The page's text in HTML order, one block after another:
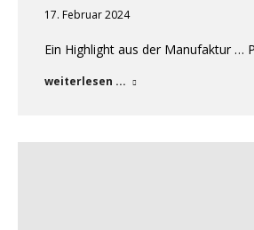
17. Februar 2024
Ein Highlight aus der Manufaktur …
weiterlesen ...